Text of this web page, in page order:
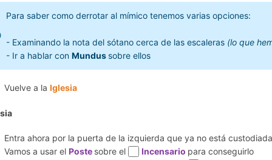
Para saber como derrotar al mímico tenemos varias opciones:
- Examinando la nota del sótano cerca de las escaleras (lo que
- Ir a hablar conMundus sobre ellos
Vuelve a laIglesia
Entra ahora por la puerta de la izquierda que ya no está custodiada
Vamos a usar elPoste sobre el Incensario para conseguirlo